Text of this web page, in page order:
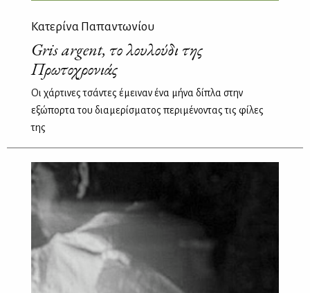
Κατερίνα Παπαντωνίου
Gris argent, το λουλούδι της
Πρωτοχρονιάς
Οι χάρτινες τσάντες έμειναν ένα μήνα δίπλα στην
εξώπορτα του διαμερίσματος περιμένοντας τις φίλες
της